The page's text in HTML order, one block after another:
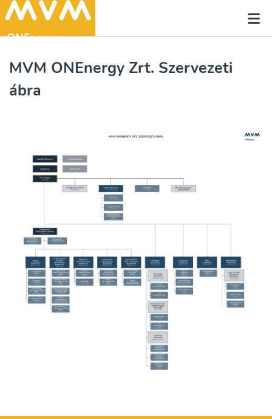
MVM ONEnergy Zrt. Szervezeti
ábra